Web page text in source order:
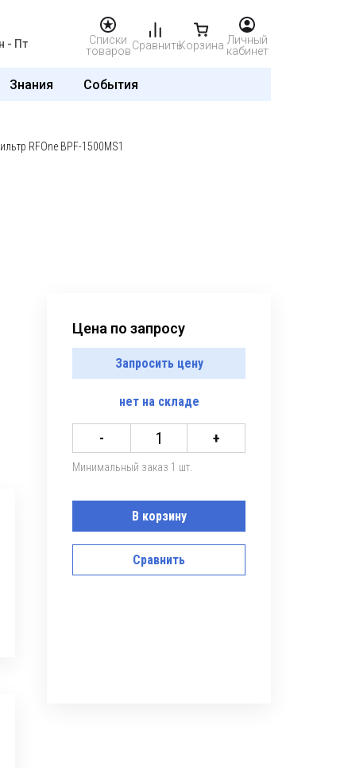
- Пт
Списки
товаровСравнитьКорзина Личный
кабинет
Знания События
RFOne BPF-1500MS1
Цена по запросу
Запросить цену
нет на складе
- +
Минимальный заказ 1 шт.
В корзину
Сравнить